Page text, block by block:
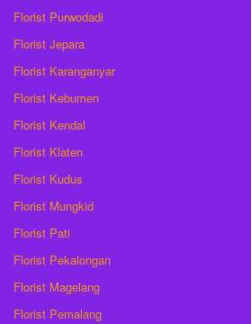
Florist Purwodadi
Florist Jepara
Florist Karanganyar
Florist Kebumen
Florist Kendal
Florist Klaten
Florist Kudus
Florist Mungkid
Florist Pati
Florist Pekalongan
Florist Magelang
Florist Pemalang